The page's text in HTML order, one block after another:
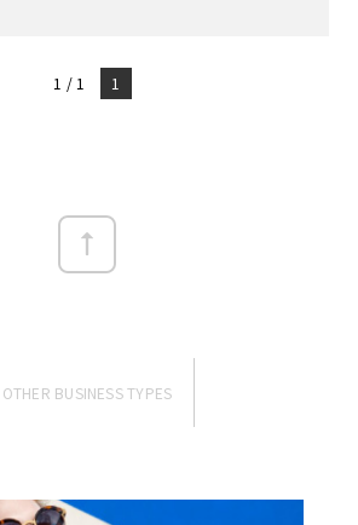
1 / 1 1
OTHER BUSINESS TYPES